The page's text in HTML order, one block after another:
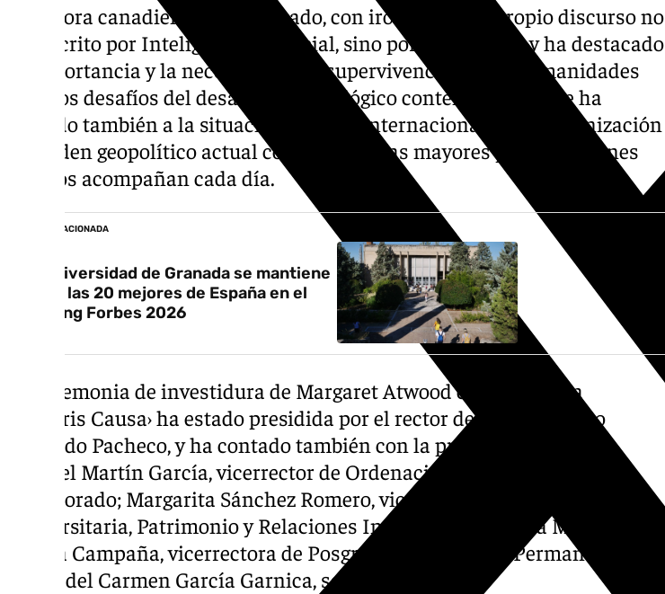
La autora canadiense ha explicado, con ironía, que su propio discurso no
fue escrito por Inteligencia Artificial, sino por ella misma, y ha destacado
la importancia y la necesidad de la supervivencia de las humanidades
ante los desafíos del desarrollo tecnológico contemporáneo. Se ha
referido también a la situación política internacional y la reorganización
del orden geopolítico actual como uno de las mayores preocupaciones
que nos acompañan cada día.
NOTICIA RELACIONADA
La Universidad de Granada se mantiene
entre las 20 mejores de España en el
Ranking Forbes 2026
La ceremonia de investidura de Margaret Atwood como Doctora
‹Honoris Causa› ha estado presidida por el rector de la UGR, Pedro
Mercado Pacheco, y ha contado también con la presencia de Juan
Manuel Martín García, vicerrector de Ordenación Académica y
Profesorado; Margarita Sánchez Romero, vicerrectorado de Extensión
Universitaria, Patrimonio y Relaciones Institucionales; Ana María
García Campaña, vicerrectora de Posgrado y Formación Permanente; y
María del Carmen García Garnica, secretaria general.